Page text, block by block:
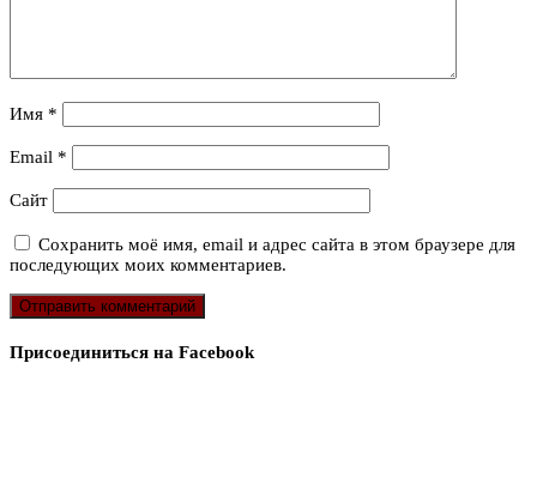
Имя *
Email *
Сайт
Сохранить моё имя, email и адрес сайта в этом браузере для
последующих моих комментариев.
Присоединиться на Facebook